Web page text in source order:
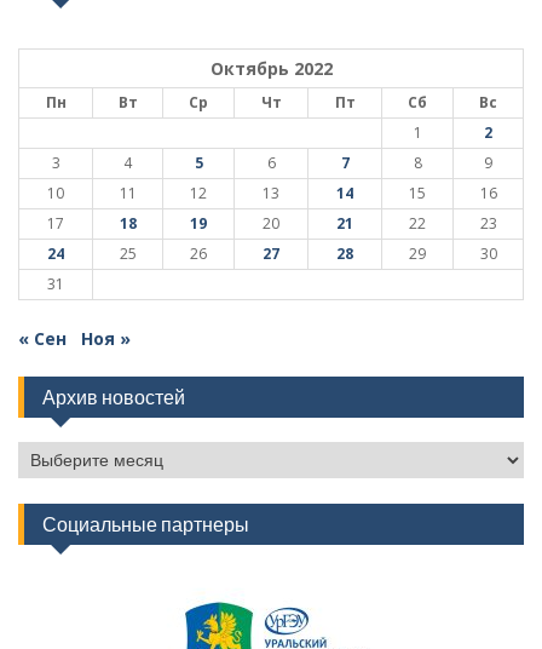
Октябрь 2022
Пн Вт Ср Чт Пт Сб
Вс
1
2
3
4 5 6 7 8
9
10
11 12 13 14 15
16
17
18 19 20 21 22
23
24
25 26 27 28 29
30
31
« Сен Ноя »
Архив новостей
Архив
новостей
Социальные партнеры